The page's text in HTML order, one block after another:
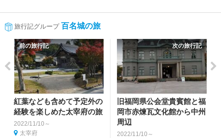
旅行記グループ 百名城の旅
前の旅行記
紅葉なども含めて予定外の
経験を楽しめた太宰府の旅
2022/11/10～
太宰府
次の旅行記
旧福岡県公会堂貴賓館と福
岡市赤煉瓦文化館から中州
周辺
2022/11/10～